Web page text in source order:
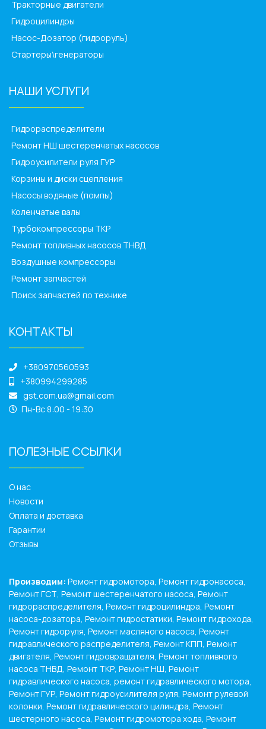
Тракторные двигатели
Гидроцилиндры
Насос-Дозатор (гидроруль)
Стартеры\генераторы
НАШИ УСЛУГИ
Гидрораспределители
Ремонт НШ шестеренчатых насосов
Гидроусилители руля ГУР
Корзины и диски сцепления
Насосы водяные (помпы)
Коленчатые валы
Турбокомпрессоры ТКР
Ремонт топливных насосов ТНВД
Воздушные компрессоры
Ремонт запчастей
Поиск запчастей по технике
КОНТАКТЫ
+380970560593
+380994299285
gst.com.ua@gmail.com
Пн-Вс 8:00 - 19:30
ПОЛЕЗНЫЕ ССЫЛКИ
О нас
Новости
Оплата и доставка
Гарантии
Отзывы
Производим: Ремонт гидромотора, Ремонт гидронасоса,
Ремонт ГСТ, Ремонт шестеренчатого насоса, Ремонт
гидрораспределителя, Ремонт гидроцилиндра, Ремонт
насоса-дозатора, Ремонт гидростатики, Ремонт гидрохода,
Ремонт гидроруля, Ремонт масляного насоса, Ремонт
гидравлического распределителя, Ремонт КПП, Ремонт
двигателя, Ремонт гидровращателя, Ремонт топливного
насоса ТНВД, Ремонт ТКР, Ремонт НШ, Ремонт
гидравлического насоса, ремонт гидравлического мотора,
Ремонт ГУР, Ремонт гидроусилителя руля, Ремонт рулевой
колонки, Ремонт гидравлического цилиндра, Ремонт
шестерного насоса, Ремонт гидромотора хода, Ремонт